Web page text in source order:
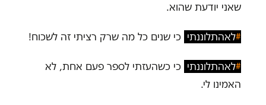
שאני יודעת שהוא.
#לאהתלוננתי כי שנים כל מה שרק רציתי זה לשכוח!
#לאהתלוננתי כי כשהעזתי לספר פעם אחת, לא
האמינו לי.